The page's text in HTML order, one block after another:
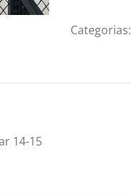
Categorias:
14-15